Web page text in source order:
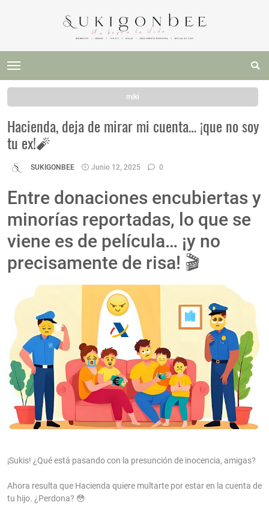
miki
Hacienda, deja de mirar mi cuenta… ¡que no soy
tu ex!🧨
SUKIGONBEE Junio 12, 2025 0
Entre donaciones encubiertas y
minorías reportadas, lo que se
viene es de película… ¡y no
precisamente de risa! 🎬
¡Sukis! ¿Qué está pasando con la presunción de inocencia, amigas?
Ahora resulta que Hacienda quiere multarte por estar en la cuenta de
tu hijo. ¿Perdona? 😳